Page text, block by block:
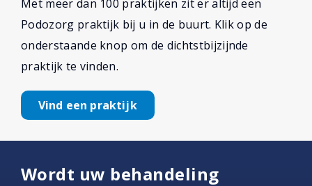
Met meer dan 100 praktijken zit er altijd een
Podozorg praktijk bij u in de buurt. Klik op de
onderstaande knop om de dichtstbijzijnde
praktijk te vinden.
Vind een praktijk
Wordt uw behandeling